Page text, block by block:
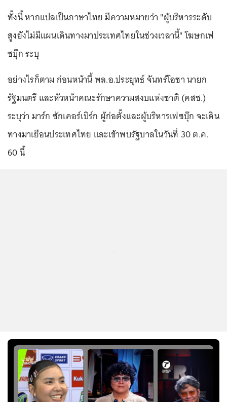
ทั้งนี้ หากแปลเป็นภาษาไทย มีความหมายว่า "ผู้บริหารระดับ
สูงยังไม่มีแผนเดินทางมาประเทศไทยในช่วงเวลานี้" โฆษกเฟ
ซบุ๊ก ระบุ
อย่างไรก็ตาม ก่อนหน้านี้ พล.อ.ประยุทธ์ จันทร์โอชา นายก
รัฐมนตรี และหัวหน้าคณะรักษาความสงบแห่งชาติ (คสช.)
ระบุว่า มาร์ก ซักเคอร์เบิร์ก ผู้ก่อตั้งและผู้บริหารเฟซบุ๊ก จะเดิน
ทางมาเยือนประเทศไทย และเข้าพบรัฐบาลในวันที่ 30 ต.ค.
60 นี้